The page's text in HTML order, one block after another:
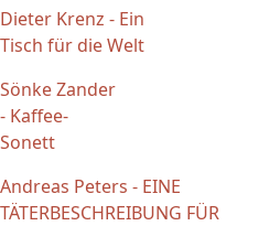
Dieter Krenz - Ein
Tisch für die Welt
Sönke Zander
- Kaffee-
Sonett
Andreas Peters - EINE
TÄTERBESCHREIBUNG FÜR